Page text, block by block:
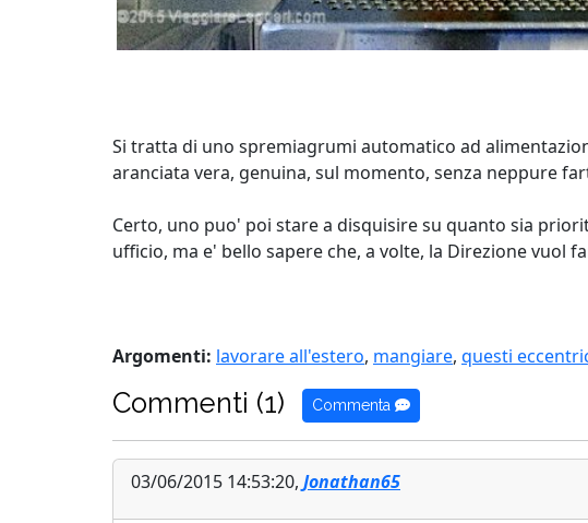
Si tratta di uno spremiagrumi automatico ad
aranciata vera, genuina, sul momento, senza neppure
Certo, uno puo' poi stare a disquisire su quanto sia
ufficio, ma e' bello sapere che, a volte, la Direzione vuol
Argomenti: lavorare all'estero, mangiare, questi
Commenti (1) Commenta
03/06/2015 14:53:20, Jonathan65